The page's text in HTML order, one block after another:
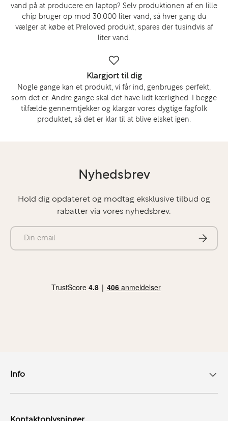
vand på at producere en laptop? Selv produktionen af en lille
chip bruger op mod 30.000 liter vand, så hver gang du
vælger at købe et Preloved produkt, spares der tusindvis af
liter vand.
Klargjort til dig
Nogle gange kan et produkt, vi får ind, genbruges perfekt,
som det er. Andre gange skal det have lidt kærlighed. I begge
tilfælde gennemtjekker og klargør vores dygtige fagfolk
produktet, så det er klar til at blive elsket igen.
Nyhedsbrev
Hold dig opdateret og modtag eksklusive tilbud og
rabatter via vores nyhedsbrev.
E-mail
Abonner
Info